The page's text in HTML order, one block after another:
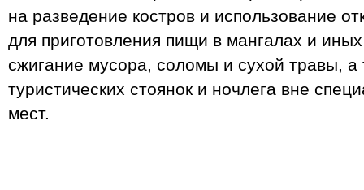
на разведение костров и использование
для приготовления пищи в мангалах и
сжигание мусора, соломы и сухой травы, а
туристических стоянок и ночлега вне
мест.